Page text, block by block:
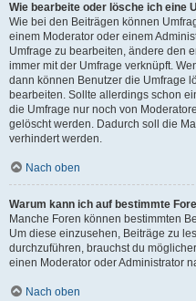
Wie bearbeite oder lösche ich eine
Wie bei den Beiträgen können
einem Moderator oder einem
Umfrage zu bearbeiten, ändere den
immer mit der Umfrage verknüpft.
dann können Benutzer die Umfrage
bearbeiten. Sollte allerdings schon
die Umfrage nur noch von
gelöscht werden. Dadurch soll die
verhindert werden.
Nach oben
Warum kann ich auf bestimmte
Manche Foren können bestimmten
Um diese einzusehen, Beiträge zu
durchzuführen, brauchst du
einen Moderator oder Administrator
Nach oben